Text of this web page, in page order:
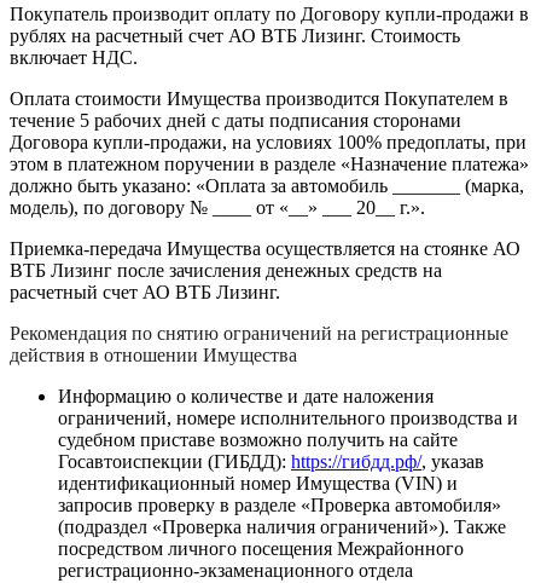
Покупатель производит оплату по Договору купли-продажи в
рублях на расчетный счет АО ВТБ Лизинг. Стоимость
включает НДС.
Оплата стоимости Имущества производится Покупателем в
течение 5 рабочих дней с даты подписания сторонами
Договора купли-продажи, на условиях 100% предоплаты, при
этом в платежном поручении в разделе «Назначение платежа»
должно быть указано: «Оплата за автомобиль _______ (марка,
модель), по договору № ____ от «__» ___ 20__ г.».
Приемка-передача Имущества осуществляется на стоянке АО
ВТБ Лизинг после зачисления денежных средств на
расчетный счет АО ВТБ Лизинг.
Рекомендация по снятию ограничений на регистрационные
действия в отношении Имущества
Информацию о количестве и дате наложения
ограничений, номере исполнительного производства и
судебном приставе возможно получить на сайте
Госавтоиспекции (ГИБДД): https://гибдд.рф/, указав
идентификационный номер Имущества (VIN) и
запросив проверку в разделе «Проверка автомобиля»
(подраздел «Проверка наличия ограничений»). Также
посредством личного посещения Межрайонного
регистрационно-экзаменационного отдела